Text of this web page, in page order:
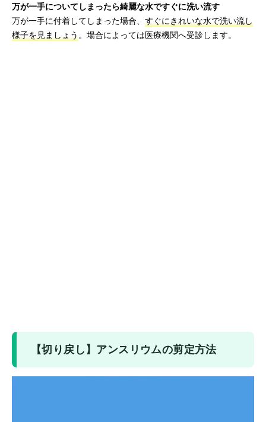
万が一手についてしまったら綺麗な水ですぐに洗い流す
万が一手に付着してしまった場合、 すぐにきれいな水で洗い流し
様子を見ましょう。場合によっては医療機関へ受診します。
【切り戻し】アンスリウムの剪定方法